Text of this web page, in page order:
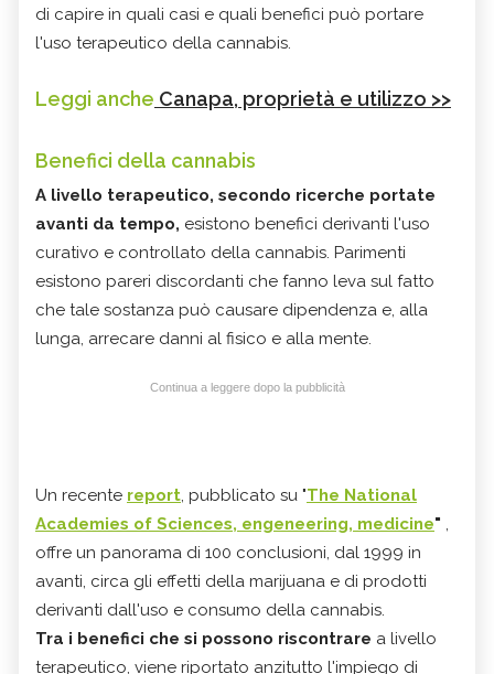
di capire in quali casi e quali benefici può portare
l'uso terapeutico della cannabis.
Leggi anche Canapa, proprietà e utilizzo >>
Benefici della cannabis
A livello terapeutico, secondo ricerche portate
avanti da tempo, esistono benefici derivanti l'uso
curativo e controllato della cannabis. Parimenti
esistono pareri discordanti che fanno leva sul fatto
che tale sostanza può causare dipendenza e, alla
lunga, arrecare danni al fisico e alla mente.
Continua a leggere dopo la pubblicità
Un recente report, pubblicato su "The National
Academies of Sciences, engeneering, medicine" ,
offre un panorama di 100 conclusioni, dal 1999 in
avanti, circa gli effetti della marijuana e di prodotti
derivanti dall'uso e consumo della cannabis.
Tra i benefici che si possono riscontrare a livello
terapeutico, viene riportato anzitutto l'impiego di